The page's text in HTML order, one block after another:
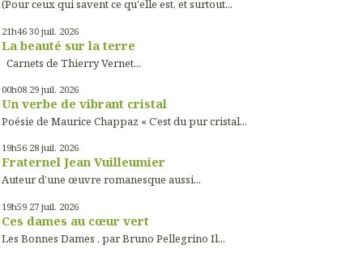
(Pour ceux qui savent ce qu'elle est, et surtout...
21h46 30 juil. 2026
La beauté sur la terre
Carnets de Thierry Vernet...
00h08 29 juil. 2026
Un verbe de vibrant cristal
Poésie de Maurice Chappaz « C’est du pur cristal...
19h56 28 juil. 2026
Fraternel Jean Vuilleumier
Auteur d’une œuvre romanesque aussi...
19h59 27 juil. 2026
Ces dames au cœur vert
Les Bonnes Dames , par Bruno Pellegrino Il...